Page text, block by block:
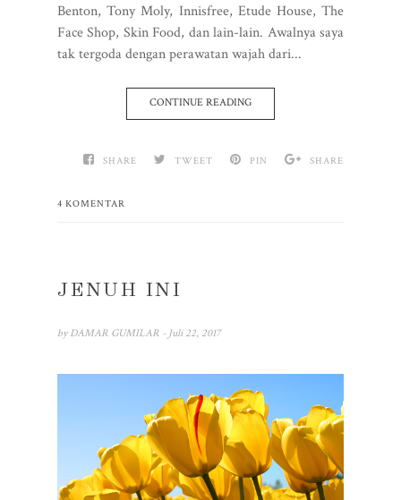
Benton, Tony Moly, Innisfree, Etude House, The
Face Shop, Skin Food, dan lain-lain. Awalnya saya
tak tergoda dengan perawatan wajah dari...
CONTINUE READING
SHARE TWEET PIN SHARE
4 KOMENTAR
JENUH INI
by DAMAR GUMILAR - Juli 22, 2017